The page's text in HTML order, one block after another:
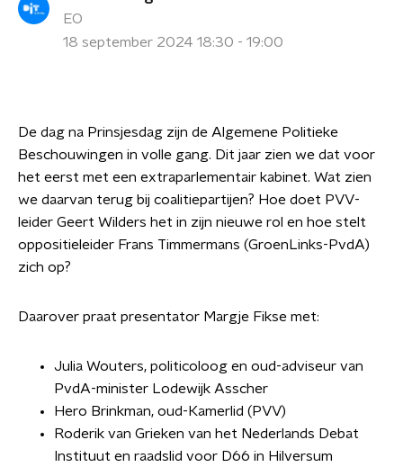
EO
18 september 2024 18:30 - 19:00
De dag na Prinsjesdag zijn de Algemene Politieke
Beschouwingen in volle gang. Dit jaar zien we dat voor
het eerst met een extraparlementair kabinet. Wat zien
we daarvan terug bij coalitiepartijen? Hoe doet PVV-
leider Geert Wilders het in zijn nieuwe rol en hoe stelt
oppositieleider Frans Timmermans (GroenLinks-PvdA)
zich op?
Daarover praat presentator Margje Fikse met:
Julia Wouters, politicoloog en oud-adviseur van
PvdA-minister Lodewijk Asscher
Hero Brinkman, oud-Kamerlid (PVV)
Roderik van Grieken van het Nederlands Debat
Instituut en raadslid voor D66 in Hilversum